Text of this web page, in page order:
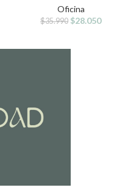
Oficina
$35.990 $28.050